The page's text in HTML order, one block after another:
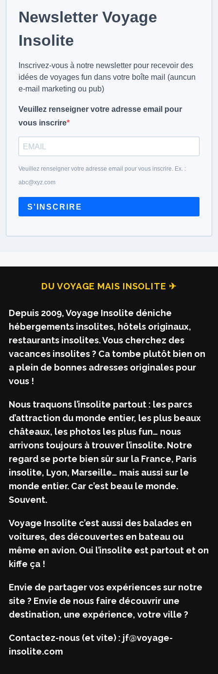
Newsletter Voyage
Insolite
Inscrivez-vous à notre newsletter pour recevoir des
idées de voyages fun dans votre boîte mail (auncun
e-mail marketing ou pub)
Veuillez renseigner votre adresse email pour
vous inscrire
Veuillez renseigner votre adresse email pour vous inscrire. Ex. :
abc@xyz.com
S'INSCRIRE
DU VOYAGE MAIS INSOLITE ✈
Depuis 2009, Voyage Insolite déniche
hébergements insolites, hôtels originaux,
restaurants insolites. Vous cherchez des
vacances insolites ? Ca tombe plutôt bien on
a plein de bonnes adresses originales pour
vous !
Nous traquons l’insolite partout : les parcs
d’attraction du monde entier, les plus beaux
châteaux, les photos les plus fun… nous
arrivons toujours à trouver l’insolite. Notre
regard se porte bien sûr sur la France, Paris
insolite, Lyon, Marseille… mais aussi sur le
monde entier. Car c’est beau le monde.
Souvent.
Voyage Insolite c’est aussi des balades en
voitures, des découvertes en bateau ou
même en avion. Oui l’insolite est partout et on
kiffe ça !
Envie de partager vos expériences sur notre
site ? Envie de nous faire découvrir une
destination, une expérience, votre ville ?
Contactez-nous (et vite) : jf@voyage-
insolite.com